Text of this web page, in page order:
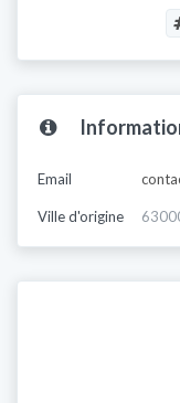
Email
Ville d'origine